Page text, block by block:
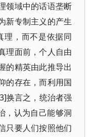
领域中的话语垄断
新专制主义的产生
理，而不是依据同
理面前，个人自由
的精英由此推导出
的存在，而利用国
换言之，统治者强
，认为自己能够洞
只要人们按照他们